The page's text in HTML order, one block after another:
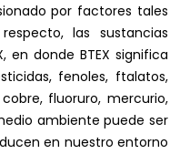
por factores tales
las sustancias
donde BTEX significa
fenoles, ftalatos,
fluoruro, mercurio,
ambiente puede ser
en nuestro entorno